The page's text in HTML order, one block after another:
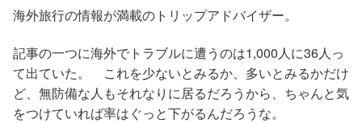
海外旅行の情報が満載のトリップアドバイザー。
記事の一つに海外でトラブルに遭うのは1,000人に36人っ
て出ていた。 これを少ないとみるか、多いとみるかだけ
ど、無防備な人もそれなりに居るだろうから、ちゃんと気
をつけていれば率はぐっと下がるんだろうな。